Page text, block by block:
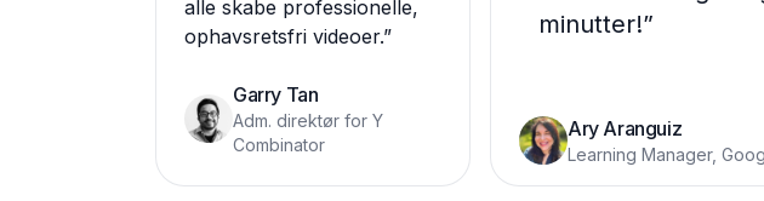
minutter!”
Ary Aranguiz
Learning Manager,
alle skabe professionelle,
ophavsretsfri videoer.”
Garry Tan
Adm. direktør for Y
Combinator